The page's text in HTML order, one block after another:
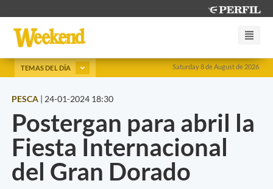
Saturday 8 de August de 2026
TEMAS DEL DÍA
PESCA | 24-01-2024 18:30
Postergan para abril la
Fiesta Internacional
del Gran Dorado